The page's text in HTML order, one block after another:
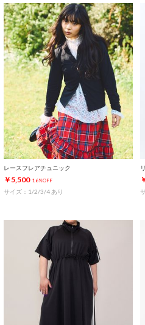
レースフレアチュニック
￥5,500 16%OFF
サイズ：1/2/3/4 あり